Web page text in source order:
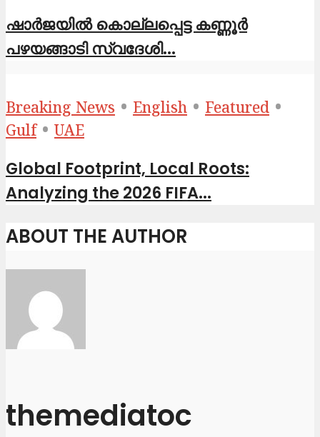
ഷാര്‍ജയില്‍ കൊല്ലപ്പെട്ട കണ്ണൂര്‍
പഴയങ്ങാടി സ്വദേശി...
Breaking News • English • Featured •
Gulf • UAE
Global Footprint, Local Roots:
Analyzing the 2026 FIFA...
ABOUT THE AUTHOR
themediatoc